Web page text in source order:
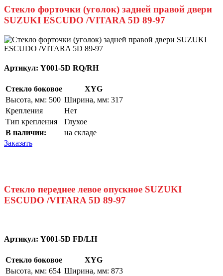
Стекло форточки (уголок) задней правой двери
SUZUKI ESCUDO /VITARA 5D 89-97
Артикул: Y001-5D RQ/RH
Стекло боковое
XYG
Высота, мм: 500 Ширина, мм: 317
Крепления
Нет
Тип крепления
Глухое
В наличии:
на складе
Заказать
Стекло переднее левое опускное SUZUKI
ESCUDO /VITARA 5D 89-97
Артикул: Y001-5D FD/LH
Стекло боковое
XYG
Высота, мм: 654 Ширина, мм: 873